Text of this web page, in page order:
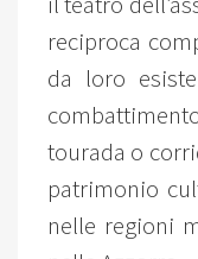
reciproca
da loro
tourada o
patrimonio
nelle regioni